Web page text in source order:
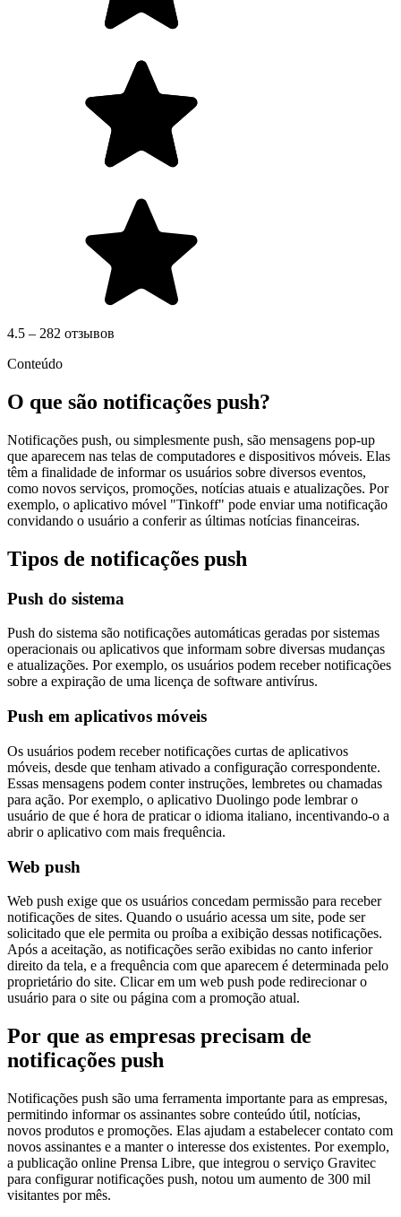
4.5 – 282 отзывов
Conteúdo
O que são notificações push?
Notificações push, ou simplesmente push, são mensagens pop-up
que aparecem nas telas de computadores e dispositivos móveis. Elas
têm a finalidade de informar os usuários sobre diversos eventos,
como novos serviços, promoções, notícias atuais e atualizações. Por
exemplo, o aplicativo móvel "Tinkoff" pode enviar uma notificação
convidando o usuário a conferir as últimas notícias financeiras.
Tipos de notificações push
Push do sistema
Push do sistema são notificações automáticas geradas por sistemas
operacionais ou aplicativos que informam sobre diversas mudanças
e atualizações. Por exemplo, os usuários podem receber notificações
sobre a expiração de uma licença de software antivírus.
Push em aplicativos móveis
Os usuários podem receber notificações curtas de aplicativos
móveis, desde que tenham ativado a configuração correspondente.
Essas mensagens podem conter instruções, lembretes ou chamadas
para ação. Por exemplo, o aplicativo Duolingo pode lembrar o
usuário de que é hora de praticar o idioma italiano, incentivando-o a
abrir o aplicativo com mais frequência.
Web push
Web push exige que os usuários concedam permissão para receber
notificações de sites. Quando o usuário acessa um site, pode ser
solicitado que ele permita ou proíba a exibição dessas notificações.
Após a aceitação, as notificações serão exibidas no canto inferior
direito da tela, e a frequência com que aparecem é determinada pelo
proprietário do site. Clicar em um web push pode redirecionar o
usuário para o site ou página com a promoção atual.
Por que as empresas precisam de
notificações push
Notificações push são uma ferramenta importante para as empresas,
permitindo informar os assinantes sobre conteúdo útil, notícias,
novos produtos e promoções. Elas ajudam a estabelecer contato com
novos assinantes e a manter o interesse dos existentes. Por exemplo,
a publicação online Prensa Libre, que integrou o serviço Gravitec
para configurar notificações push, notou um aumento de 300 mil
visitantes por mês.